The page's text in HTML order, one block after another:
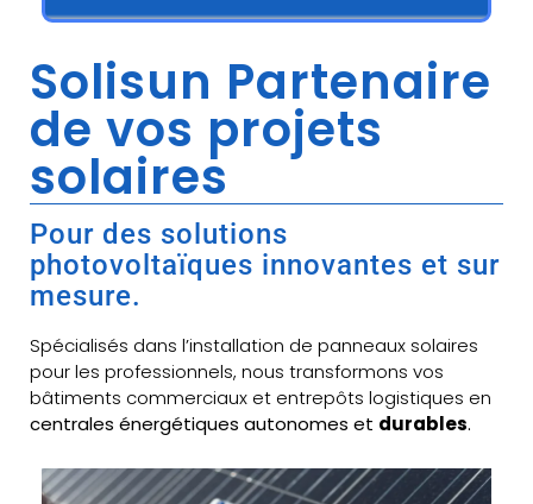
Solisun Partenaire
de vos projets
solaires
Pour des solutions
photovoltaïques innovantes et sur
mesure.
Spécialisés dans l’installation de panneaux solaires
pour les professionnels, nous transformons vos
bâtiments commerciaux et entrepôts logistiques en
centrales énergétiques autonomes et durables.